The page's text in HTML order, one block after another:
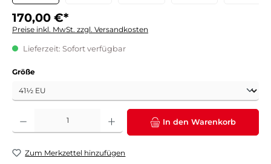
170,00 €*
Preise inkl. MwSt. zzgl. Versandkosten
Lieferzeit: Sofort verfügbar
Größeauswählen
Produkt Anzahl: Gib den gewünschten Wert ein oder benutze die Schaltflächen um
In den Warenkorb
Zum Merkzettel hinzufügen